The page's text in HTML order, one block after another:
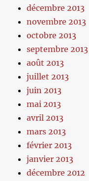
décembre 2013
novembre 2013
octobre 2013
septembre 2013
août 2013
juillet 2013
juin 2013
mai 2013
avril 2013
mars 2013
février 2013
janvier 2013
décembre 2012